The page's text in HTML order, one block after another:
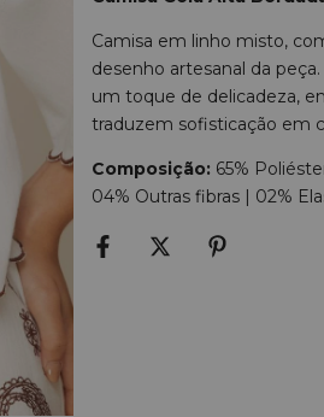
Camisa em linho misto,
desenho artesanal da
um toque de delicadeza,
traduzem sofisticação em
Composição: 65%
04% Outras fibras | 02%